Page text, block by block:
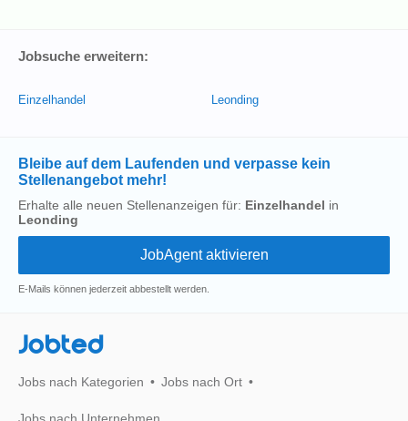
Jobsuche erweitern:
Einzelhandel Leonding
Bleibe auf dem Laufenden und verpasse kein
Stellenangebot mehr!
Erhalte alle neuen Stellenanzeigen für: Einzelhandel in
Leonding
E-Mails können jederzeit abbestellt werden.
Jobted
Jobs nach Kategorien Jobs nach Ort